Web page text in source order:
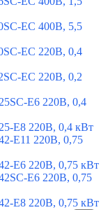
EC 400В, 5,5
EC 220В, 0,4
EC 220В, 0,2
E6 220В, 0,4
E8 220В, 0,4 кВт
E11 220В, 0,75
E6 220В, 0,75 кВт
E6 220В, 0,75
E8 220В, 0,75 кВт